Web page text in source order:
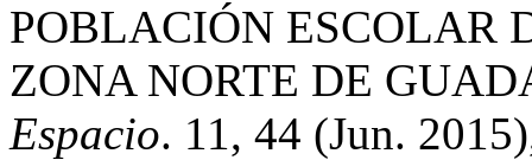
POBLACIÓN ESCOLAR
ZONA NORTE DE
Espacio. 11, 44 (Jun.